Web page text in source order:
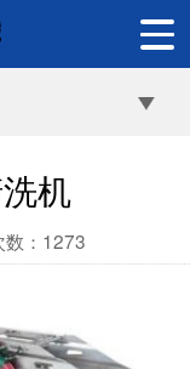
机
： 1273